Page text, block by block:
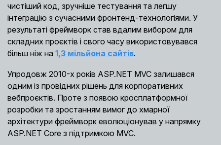
чистіший код, зручніше тестування та легшу
інтеграцію з сучасними фронтенд-технологіями. У
результаті фреймворк став вдалим вибором для
складних проєктів і свого часу використовувався
більш ніж на 1,3 мільйона сайтів.
Упродовж 2010-х років ASP.NET MVC залишався
одним із провідних рішень для корпоративних
вебпроєктів. Проте з появою кросплатформної
розробки та зростанням вимог до хмарної
архітектури фреймворк еволюціонував у напрямку
ASP.NET Core з підтримкою MVC.